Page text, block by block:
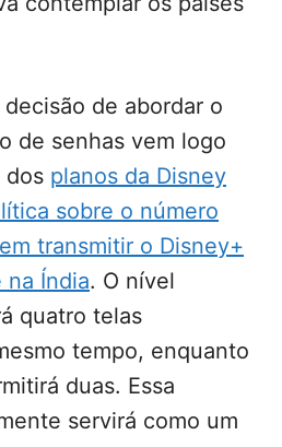
de abordar o
de senhas vem logo
dos planos da Disney
sobre o número
transmitir o Disney+
na Índia. O nível
quatro telas
tempo, enquanto
duas. Essa
servirá como um